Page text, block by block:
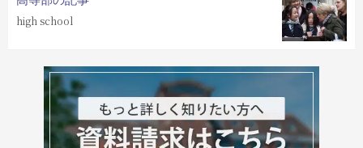
high school